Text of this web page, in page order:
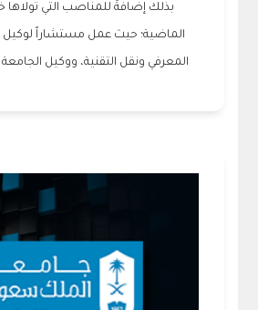
بذلك إضافةً للمناصب التي تولاها
الماضية؛ حيث عمل مستشاراً لوكيل
المعرفي ونقل التقنية، ووكيل الجامعة